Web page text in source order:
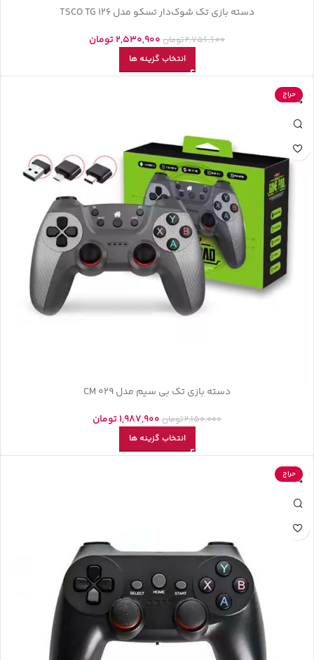
دسته بازی تک شوک‌دار تسکو مدل TSCO TG 126
2,756,600تومان 2,530,900تومان
انتخاب گزینه ها
حراج
دسته بازی تک بی سیم مدل CM 029
2,150,000تومان 1,987,900تومان
انتخاب گزینه ها
حراج